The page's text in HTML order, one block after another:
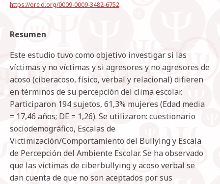
https://orcid.org/0009-0009-3482-6752
Resumen
Este estudio tuvo como objetivo investigar si las
víctimas y no víctimas y si agresores y no agresores de
acoso (ciberacoso, físico, verbal y relacional) difieren
en términos de su percepción del clima escolar.
Participaron 194 sujetos, 61,3% mujeres (Edad media
= 17,46 años; DE = 1,26). Se utilizaron: cuestionario
sociodemográfico, Escalas de
Victimización/Comportamiento del Bullying y Escala
de Percepción del Ambiente Escolar. Se ha observado
que las víctimas de ciberbullying y acoso verbal se
dan cuenta de que no son aceptados por sus